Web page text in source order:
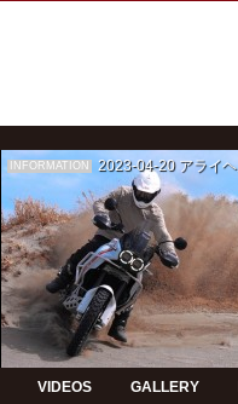
INFORMATION 2023-04-20 アライヘルメ
VIDEOS GALLERY